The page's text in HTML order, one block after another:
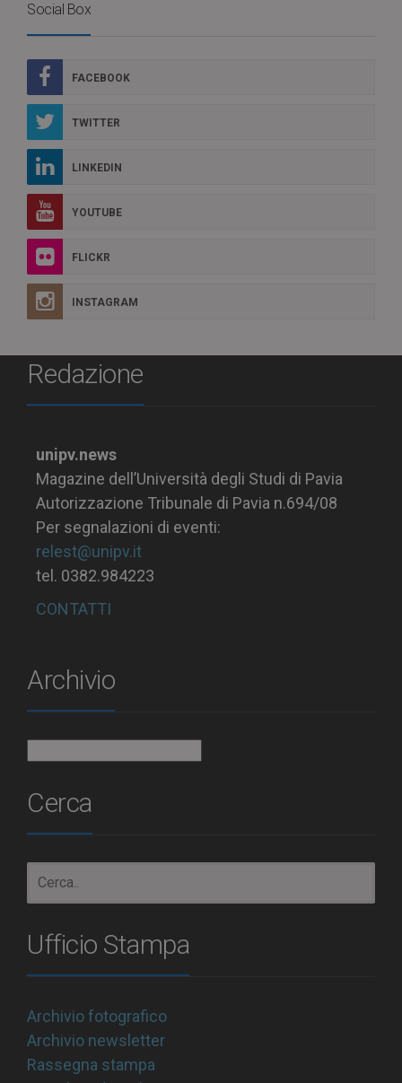
Social Box
FACEBOOK
TWITTER
LINKEDIN
YOUTUBE
FLICKR
INSTAGRAM
Redazione
unipv.news
Magazine dell’Università degli Studi di Pavia
Autorizzazione Tribunale di Pavia n.694/08
Per segnalazioni di eventi:
relest@unipv.it
tel. 0382.984223
CONTATTI
Archivio
Cerca
Ufficio Stampa
Archivio fotografico
Archivio newsletter
Rassegna stampa